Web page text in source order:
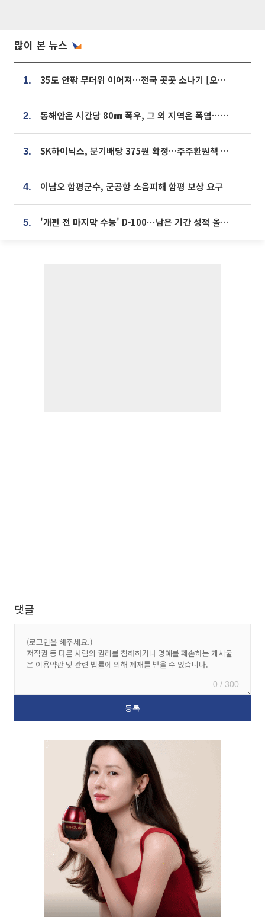
많이 본 뉴스
1. 35도 안팎 무더위 이어져…전국 곳곳 소나기 [오늘 날씨]
2. 동해안은 시간당 80㎜ 폭우, 그 외 지역은 폭염…‘극과 극 날씨’
3. SK하이닉스, 분기배당 375원 확정…주주환원책 9월로 앞당겨 발표
4. 이남오 함평군수, 군공항 소음피해 함평 보상 요구
5. '개편 전 마지막 수능' D-100⋯남은 기간 성적 올릴 전략은
댓글
0 / 300